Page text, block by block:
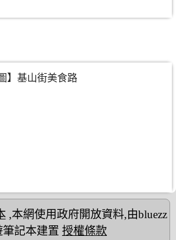
】基山街美食路
,本網使用政府開放資料,由bluezz
筆記本建置 授權條款